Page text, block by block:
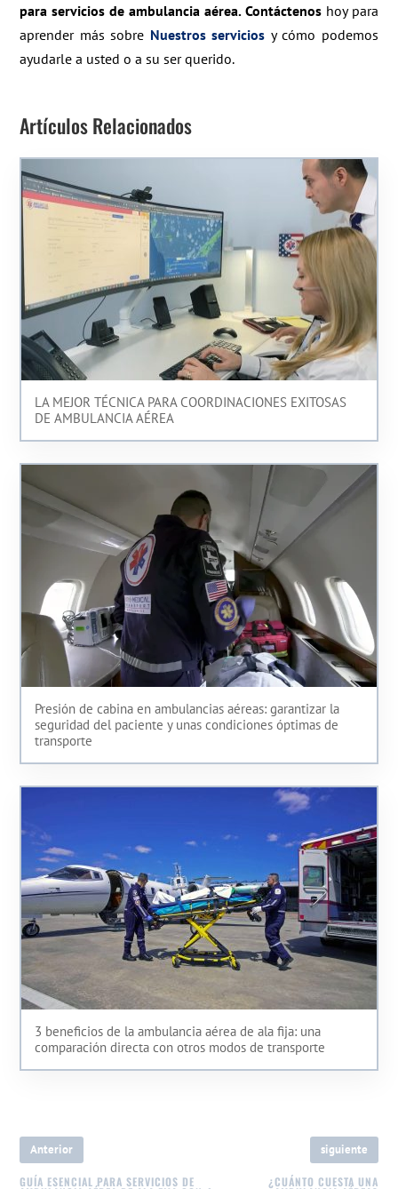
para servicios de ambulancia aérea. Contáctenoshoy para
aprender más sobre Nuestros servicios y cómo podemos
ayudarle a usted o a su ser querido.
Artículos Relacionados
LA MEJOR TÉCNICA PARA COORDINACIONES EXITOSAS
DE AMBULANCIA AÉREA
Presión de cabina en ambulancias aéreas: garantizar la
seguridad del paciente y unas condiciones óptimas de
transporte
3 beneficios de la ambulancia aérea de ala fija: una
comparación directa con otros modos de transporte
Anterior
GUÍA ESENCIAL PARA SERVICIOS DE
siguiente
¿CUÁNTO CUESTA UNA